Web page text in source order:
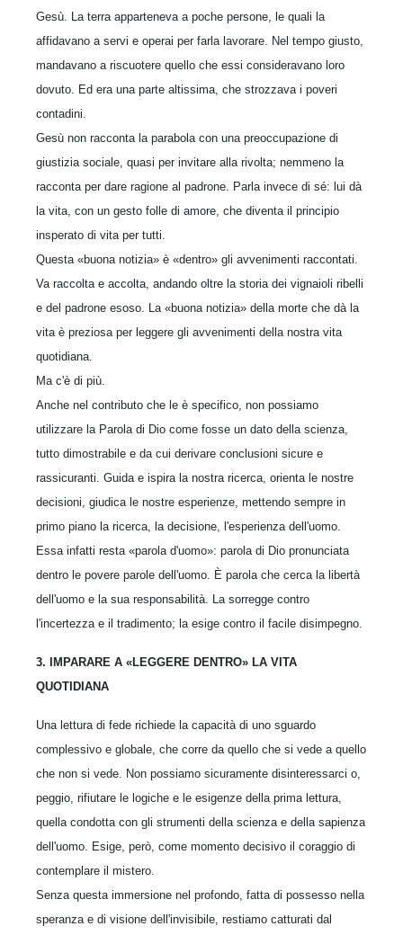
Gesù. La terra apparteneva a poche persone, le quali la
affidavano a servi e operai per farla lavorare. Nel tempo giusto,
mandavano a riscuotere quello che essi consideravano loro
dovuto. Ed era una parte altissima, che strozzava i poveri
contadini.
Gesù non racconta la parabola con una preoccupazione di
giustizia sociale, quasi per invitare alla rivolta; nemmeno la
racconta per dare ragione al padrone. Parla invece di sé: lui dà
la vita, con un gesto folle di amore, che diventa il principio
insperato di vita per tutti.
Questa «buona notizia» è «dentro» gli avvenimenti raccontati.
Va raccolta e accolta, andando oltre la storia dei vignaioli ribelli
e del padrone esoso. La «buona notizia» della morte che dà la
vita è preziosa per leggere gli avvenimenti della nostra vita
quotidiana.
Ma c'è di più.
Anche nel contributo che le è specifico, non possiamo
utilizzare la Parola di Dio come fosse un dato della scienza,
tutto dimostrabile e da cui derivare conclusioni sicure e
rassicuranti. Guida e ispira la nostra ricerca, orienta le nostre
decisioni, giudica le nostre esperienze, mettendo sempre in
primo piano la ricerca, la decisione, l'esperienza dell'uomo.
Essa infatti resta «parola d'uomo»: parola di Dio pronunciata
dentro le povere parole dell'uomo. È parola che cerca la libertà
dell'uomo e la sua responsabilità. La sorregge contro
l'incertezza e il tradimento; la esige contro il facile disimpegno.
3. IMPARARE A «LEGGERE DENTRO» LA VITA
QUOTIDIANA
Una lettura di fede richiede la capacità di uno sguardo
complessivo e globale, che corre da quello che si vede a quello
che non si vede. Non possiamo sicuramente disinteressarci o,
peggio, rifiutare le logiche e le esigenze della prima lettura,
quella condotta con gli strumenti della scienza e della sapienza
dell'uomo. Esige, però, come momento decisivo il coraggio di
contemplare il mistero.
Senza questa immersione nel profondo, fatta di possesso nella
speranza e di visione dell'invisibile, restiamo catturati dal